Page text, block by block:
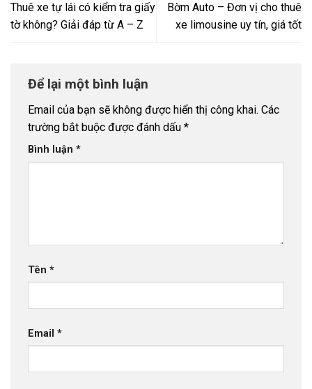
Thuê xe tự lái có kiểm tra giấy
tờ không? Giải đáp từ A – Z
Bờm Auto – Đơn vị cho thuê
xe limousine uy tín, giá tốt
Để lại một bình luận
Email của bạn sẽ không được hiển thị công khai. Các
trường bắt buộc được đánh dấu *
Bình luận *
Tên *
Email *